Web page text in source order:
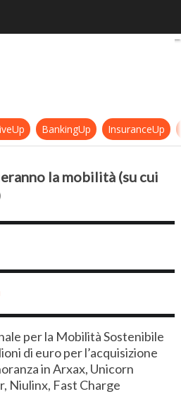
che cambieranno la
BankingUp InsuranceUp
la mobilità (su cui
per la Mobilità Sostenibile
di euro per l’acquisizione
in Arxax, Unicorn
Niulinx, Fast Charge